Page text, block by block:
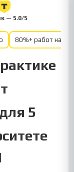
— 5.0/5
80%+ работ на
5